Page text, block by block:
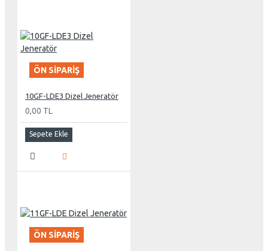
ÖN SIPARIŞ
10GF-LDE3 Dizel Jeneratör
0,00 TL
Sepete Ekle
ÖN SIPARIŞ